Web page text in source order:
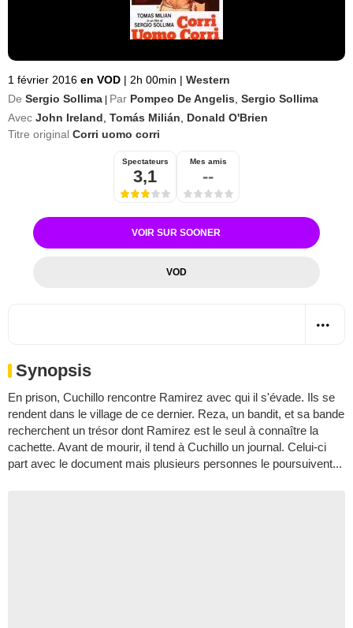
1 février 2016 en VOD | 2h 00min | Western
De Sergio Sollima Par Pompeo De Angelis Sergio Sollima
Avec John Ireland Tomás Milián
Donald O'Brien
Titre original Corri uomo corri
Spectateurs
3,1
Mes amis
--
VOIR SUR SOONER
VOD
Synopsis
En prison, Cuchillo rencontre Ramirez avec qui il s'évade. Ils se
rendent dans le village de ce dernier. Reza, un bandit, et sa bande
recherchent un trésor dont Ramirez est le seul à connaître la
cachette. Avant de mourir, il tend à Cuchillo un journal. Celui-ci
part avec le document mais plusieurs personnes le poursuivent...